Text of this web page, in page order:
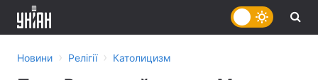
Новини › Релігії › Католицизм